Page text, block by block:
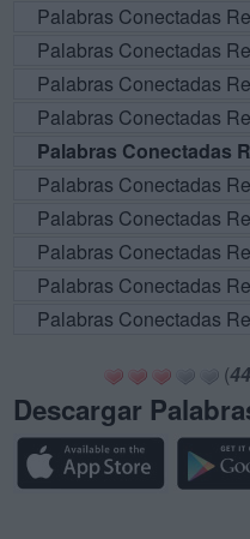
Palabras Conectadas
Palabras Conectadas
Palabras Conectadas
Palabras Conectadas
Palabras Conectadas
Palabras Conectadas
Palabras Conectadas
Palabras Conectadas
Palabras Conectadas
Palabras Conectadas
(
Descargar